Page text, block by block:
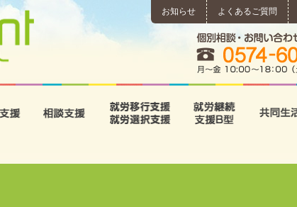
お知らせ よくあるご質問
相談支援 就労移行支援･就労選択支援